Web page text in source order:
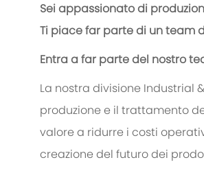
Sei appassionato di
Ti piace far parte di un team
Entra a far partedel nostro
La nostra divisione Industrial
produzione e il trattamento
valore a ridurre i costi
creazione del futuro dei